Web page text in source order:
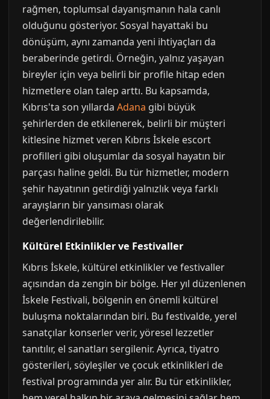
rağmen, toplumsal dayanışmanın hala canlı
olduğunu gösteriyor. Sosyal hayattaki bu
dönüşüm, aynı zamanda yeni ihtiyaçları da
beraberinde getirdi. Örneğin, yalnız yaşayan
bireyler için veya belirli bir profile hitap eden
hizmetlere olan talep arttı. Bu kapsamda,
Kıbrıs'ta son yıllarda Adana gibi büyük
şehirlerden de etkilenerek, belirli bir müşteri
kitlesine hizmet veren Kıbrıs İskele escort
profilleri gibi oluşumlar da sosyal hayatın bir
parçası haline geldi. Bu tür hizmetler, modern
şehir hayatının getirdiği yalnızlık veya farklı
arayışların bir yansıması olarak
değerlendirilebilir.
Kültürel Etkinlikler ve Festivaller
Kıbrıs İskele, kültürel etkinlikler ve festivaller
açısından da zengin bir bölge. Her yıl düzenlenen
İskele Festivali, bölgenin en önemli kültürel
buluşma noktalarından biri. Bu festivalde, yerel
sanatçılar konserler verir, yöresel lezzetler
tanıtılır, el sanatları sergilenir. Ayrıca, tiyatro
gösterileri, söyleşiler ve çocuk etkinlikleri de
festival programında yer alır. Bu tür etkinlikler,